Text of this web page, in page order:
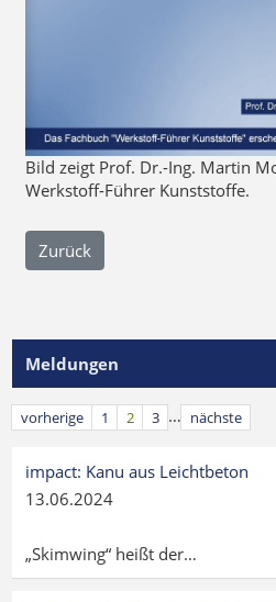
Bild zeigt Prof. Dr.-Ing. Martin
Werkstoff-Führer Kunststoffe.
Zurück
Meldungen
vorherige 1 2 3 … nächste
impact: Kanu aus Leichtbeton
13.06.2024
„Skimwing“ heißt der…
Details